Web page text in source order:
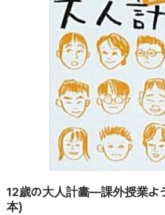
12歲の大人計畵―課外授業よ
本)